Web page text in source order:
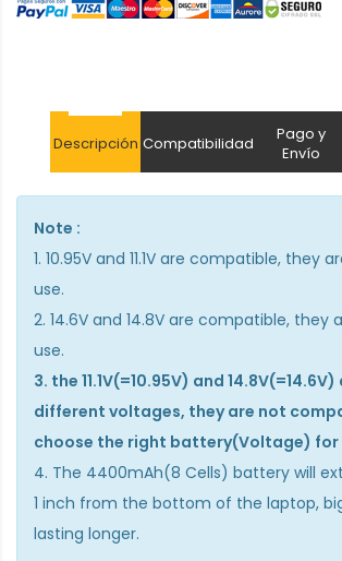
Descripción Compatibilidad
Pago y
Envío
Note :
1. 10.95V and 11.1V are compatible, they
use.
2. 14.6V and 14.8V are compatible, they
use.
3. the 11.1V(=10.95V) and
different voltages, they are not
choose the right battery(Voltage) for
4. The 4400mAh(8 Cells) battery will
1 inch from the bottom of the laptop,
lasting longer.